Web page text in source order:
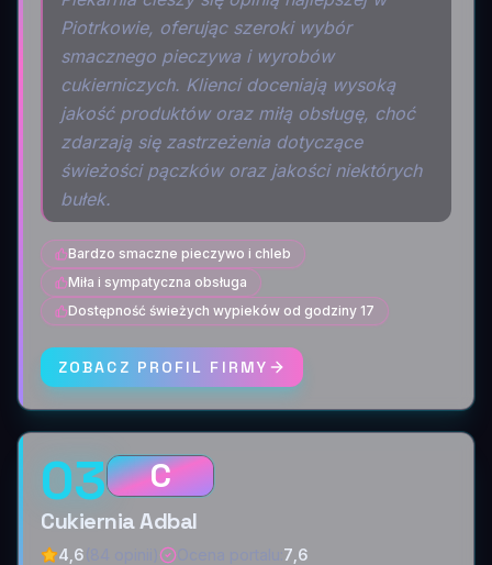
Piotrkowie, oferując szeroki wybór
smacznego pieczywa i wyrobów
cukierniczych. Klienci doceniają wysoką
jakość produktów oraz miłą obsługę, choć
zdarzają się zastrzeżenia dotyczące
świeżości pączków oraz jakości niektórych
bułek.
Bardzo smaczne pieczywo i chleb
Miła i sympatyczna obsługa
Dostępność świeżych wypieków od godziny 17
ZOBACZ PROFIL FIRMY
03 C
Cukiernia Adbal
4,6
7,6